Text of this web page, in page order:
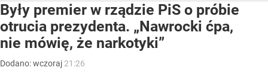
Były premier w rządzie PiS o próbie
otrucia prezydenta. „Nawrocki ćpa,
nie mówię, że narkotyki”
Dodano:wczoraj 21:26